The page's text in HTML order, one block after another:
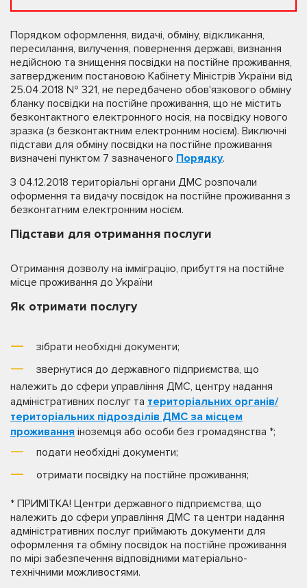
Порядком оформлення, видачі, обміну, відкликання,
пересилання, вилучення, повернення державі, визнання
недійсною та знищення посвідки на постійне проживання,
затвердженим постановою Кабінету Міністрів України від
25.04.2018 № 321, не передбачено обов'язкового обміну
бланку посвідки на постійне проживання, що не містить
безконтактного електронного носія, на посвідку нового
зразка (з безконтактним електронним носієм). Виключні
підстави для обміну посвідки на постійне проживання
визначені пунктом 7 зазначеного Порядку.
З 04.12.2018 територіальні органи ДМС розпочали
оформення та видачу посвідок на постійне проживання з
безконтатним електронним носієм.
Підстави для отримання послуги
Отримання дозволу на імміграцію, прибуття на постійне
місце проживання до України
Як отримати послугу
зібрати необхідні документи;
звернутися до державного підприємства, що
належить до сфери управління ДМС, центру надання
адміністративних послуг та територіальних органів/
територіальних підрозділів ДМС за місцем
проживання іноземця або особи без громадянства *;
подати необхідні документи;
отримати посвідку на постійне проживання;
* ПРИМІТКА! Центри державного підприємства, що
належить до сфери управління ДМС та центри надання
адміністративних послуг приймають документи для
оформлення та обміну посвідок на постійне проживання
по мірі забезпечення відповідними матеріально-
технічними можливостями.